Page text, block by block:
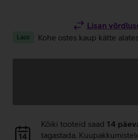
Lisan
Laos Kohe ostes kaup kätte
laadimine
Andmete
laadimine
Kõiki tooteid saad 14
tagastada.